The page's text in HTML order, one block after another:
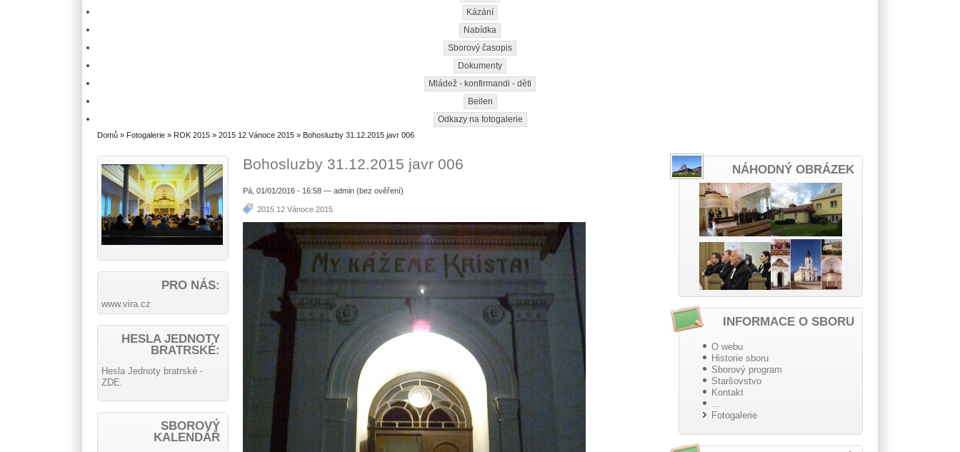
Kázání
Nabídka
Sborový časopis
Dokumenty
Mládež - konfirmandi - děti
Beilen
Odkazy na fotogalerie
Domů » Fotogalerie » ROK 2015 »2015 12 Vánoce 2015 » Bohosluzby 31.12.2015 javr 006
Bohosluzby 31.12.2015 javr 006
Pá, 01/01/2016 - 16:58 — admin (bez ověření)
2015 12 Vánoce 2015
PRO NÁS:
www.vira.cz
HESLA JEDNOTY
BRATRSKÉ:
Hesla Jednoty bratrské -
ZDE.
SBOROVÝ
KALENDÁŘ
NÁHODNÝ OBRÁZEK
INFORMACE O SBORU
O webu
Historie sboru
Sborový program
Staršovstvo
Kontakt
Fotogalerie